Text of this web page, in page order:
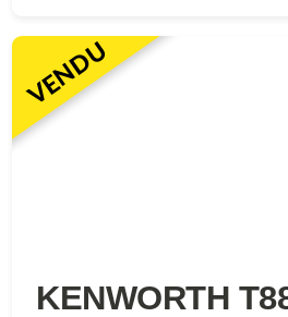
VENDU
KENWORTH